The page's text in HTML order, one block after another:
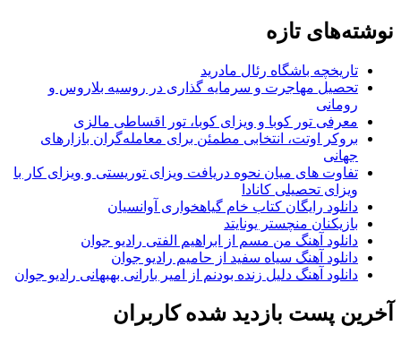
نوشته‌های تازه
تاریخچه باشگاه رئال مادرید
تحصیل مهاجرت و سرمایه گذاری در روسیه بلاروس و
رومانی
معرفی تور کوبا و ویزای کوبا، تور اقساطی مالزی
بروکر اوتت، انتخابی مطمئن برای معامله‌گران بازارهای
جهانی
تفاوت های میان نحوه دریافت ویزای توریستی و ویزای کار با
ویزای تحصیلی کانادا
دانلود رایگان کتاب خام گیاهخواری آوانسیان
بازیکنان منچستر یونایتد
دانلود آهنگ من مسم از ابراهیم الفتی رادیو جوان
دانلود آهنگ سیاه سفید از حامیم رادیو جوان
دانلود آهنگ دلیل زنده بودنم از امیر بارانی بهبهانی رادیو جوان
آخرین پست بازدید شده کاربران